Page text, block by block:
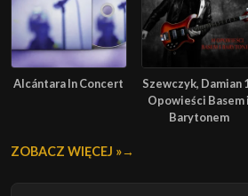
Alcántara In Concert
Szewczyk, Damian
Opowieści Basem i
Barytonem
ZOBACZ WIĘCEJ »